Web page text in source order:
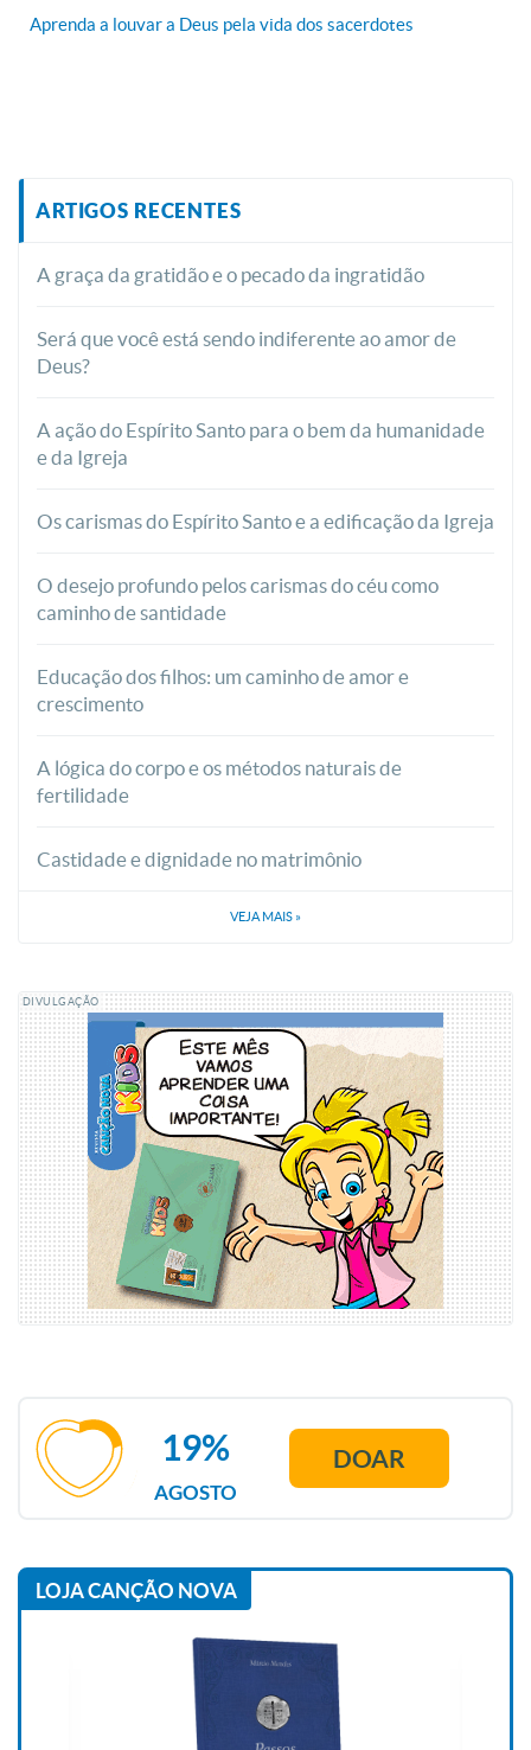
Aprenda a louvar a Deus pela vida dos sacerdotes
ARTIGOS RECENTES
A graça da gratidão e o pecado da ingratidão
Será que você está sendo indiferente ao amor de
Deus?
A ação do Espírito Santo para o bem da humanidade
e da Igreja
Os carismas do Espírito Santo e a edificação da Igreja
O desejo profundo pelos carismas do céu como
caminho de santidade
Educação dos filhos: um caminho de amor e
crescimento
A lógica do corpo e os métodos naturais de
fertilidade
Castidade e dignidade no matrimônio
VEJA MAIS »
DIVULGAÇÃO
AGOSTO
19% DOAR
LOJA CANÇÃO NOVA